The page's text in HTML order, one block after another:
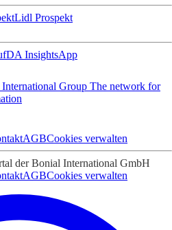
Lidl Prospekt
InsightsApp
Group The network for
AGBCookies verwalten
der Bonial International GmbH
AGBCookies verwalten